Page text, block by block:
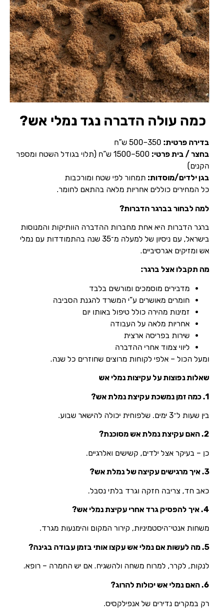
כמה עולה הדברה נגד נמלי אש?
בדירה פרטית:
בחצר / בית פרטי:
500–1500 ש”ח (תלוי בגודל השטח ומספר
הקנים)
בגן ילדים/מוסדות: תמחור לפי שטח ומורכבות
כל המחירים כוללים אחריות מלאה בהתאם לחומר.
למה לבחור בברגר הדברות?
ברגר הדברות היא אחת מחברות ההדברה הוותיקות והמנוסות
בישראל, עם ניסיון של למעלה מ־35 שנה בהתמודדות עם נמלי
אש ומזיקים אגרסיביים.
מה תקבלו אצל ברגר:
מדבירים מוסמכים ומורשים בלבד
חומרים מאושרים ע”י המשרד להגנת הסביבה
זמינות מהירה כולל טיפול באותו יום
אחריות מלאה על העבודה
שירות בפריסה ארצית
ליווי צמוד אחרי ההדברה
ומעל הכול – אלפי לקוחות מרוצים שחוזרים כל שנה.
שאלות נפוצות על עקיצות נמלי אש
1. כמה זמן נמשכת עקיצת נמלת אש?
בין שעות ל־3 ימים. שלפוחית יכולה להישאר שבוע.
2. האם עקיצת נמלת אש מסוכנת?
כן – בעיקר אצל ילדים, קשישים ואלרגיים.
3. איך מרגישים עקיצה של נמלת אש?
כאב חד, צריבה חזקה וגרד בלתי נסבל.
4. איך להפסיק גרד אחרי עקיצת נמלי אש?
משחות אנטי־היסטמיניות, קירור המקום והימנעות מגרד.
5. מה לעשות אם נמלי אש עקצו אותי בזמן עבודה בגינה?
לנקות, לקרר, למרוח משחה ולהשגיח. אם יש החמרה – רופא.
6. האם נמלי אש יכולות להרוג?
רק במקרים נדירים של אנפילקסיס.